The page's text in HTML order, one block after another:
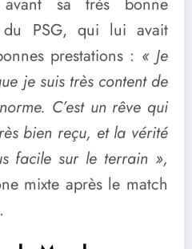
PSG, qui lui avait
prestations : « Je
je suis très content de
C’est un rêve qui
bien reçu, et la vérité
facile sur le terrain »,
mixte après le match